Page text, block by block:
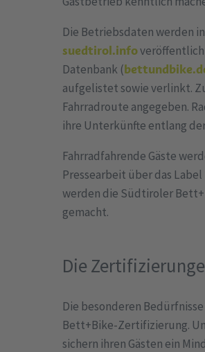
Die Betriebsdaten werden
suedtirol.info
Datenbank (
aufgelistet sowie verlinkt.
Fahrradroute angegeben.
ihre Unterkünfte entlang
Fahrradfahrende Gäste
Pressearbeit über das
werden die Südtiroler
gemacht.
Die
Die besonderen
Bett+Bike-Zertifizierung.
sichern ihren Gästen ein